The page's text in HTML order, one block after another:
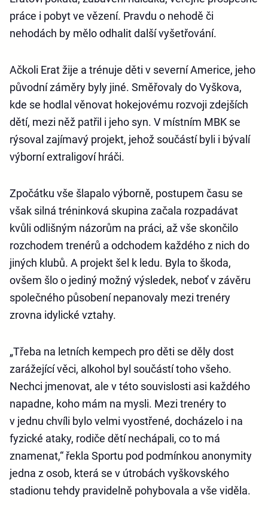
práce i pobyt ve vězení. Pravdu o nehodě či
nehodách by mělo odhalit další vyšetřování.
Ačkoli Erat žije a trénuje děti v severní Americe, jeho
původní záměry byly jiné. Směřovaly do Vyškova,
kde se hodlal věnovat hokejovému rozvoji zdejších
dětí, mezi něž patřil i jeho syn. V místním MBK se
rýsoval zajímavý projekt, jehož součástí byli i bývalí
výborní extraligoví hráči.
Zpočátku vše šlapalo výborně, postupem času se
však silná tréninková skupina začala rozpadávat
kvůli odlišným názorům na práci, až vše skončilo
rozchodem trenérů a odchodem každého z nich do
jiných klubů. A projekt šel k ledu. Byla to škoda,
ovšem šlo o jediný možný výsledek, neboť v závěru
společného působení nepanovaly mezi trenéry
zrovna idylické vztahy.
„Třeba na letních kempech pro děti se děly dost
zarážející věci, alkohol byl součástí toho všeho.
Nechci jmenovat, ale v této souvislosti asi každého
napadne, koho mám na mysli. Mezi trenéry to
v jednu chvíli bylo velmi vyostřené, docházelo i na
fyzické ataky, rodiče dětí nechápali, co to má
znamenat,“ řekla Sportu pod podmínkou anonymity
jedna z osob, která se v útrobách vyškovského
stadionu tehdy pravidelně pohybovala a vše viděla.